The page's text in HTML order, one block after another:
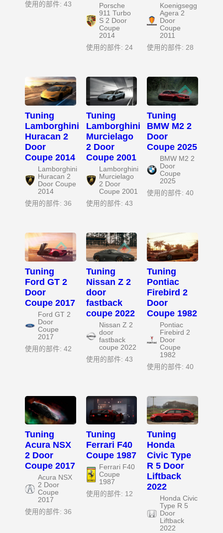
使用的部件: 43
Porsche
911 Turbo
S 2 Door
Coupe
2014
使用的部件: 24
Koenigsegg
Agera 2
Door
Coupe
2011
使用的部件: 28
Tuning
Lamborghini
Huracan 2
Door
Coupe 2014
Lamborghini
Huracan 2
Door Coupe
2014
使用的部件: 36
Tuning
Lamborghini
Murcielago
2 Door
Coupe 2001
Lamborghini
Murcielago
2 Door
Coupe 2001
使用的部件: 43
Tuning
BMW M2 2
Door
Coupe 2025
BMW M2 2
Door
Coupe
2025
使用的部件: 40
Tuning
Ford GT 2
Door
Coupe 2017
Ford GT 2
Door
Coupe
2017
使用的部件: 42
Tuning
Nissan Z 2
door
fastback
coupe 2022
Nissan Z 2
door
fastback
coupe 2022
使用的部件: 43
Tuning
Pontiac
Firebird 2
Door
Coupe 1982
Pontiac
Firebird 2
Door
Coupe
1982
使用的部件: 40
Tuning
Acura NSX
2 Door
Coupe 2017
Acura NSX
2 Door
Coupe
2017
使用的部件: 36
Tuning
Ferrari F40
Coupe 1987
Ferrari F40
Coupe
1987
使用的部件: 12
Tuning
Honda
Civic Type
R 5 Door
Liftback
2022
Honda Civic
Type R 5
Door
Liftback
2022